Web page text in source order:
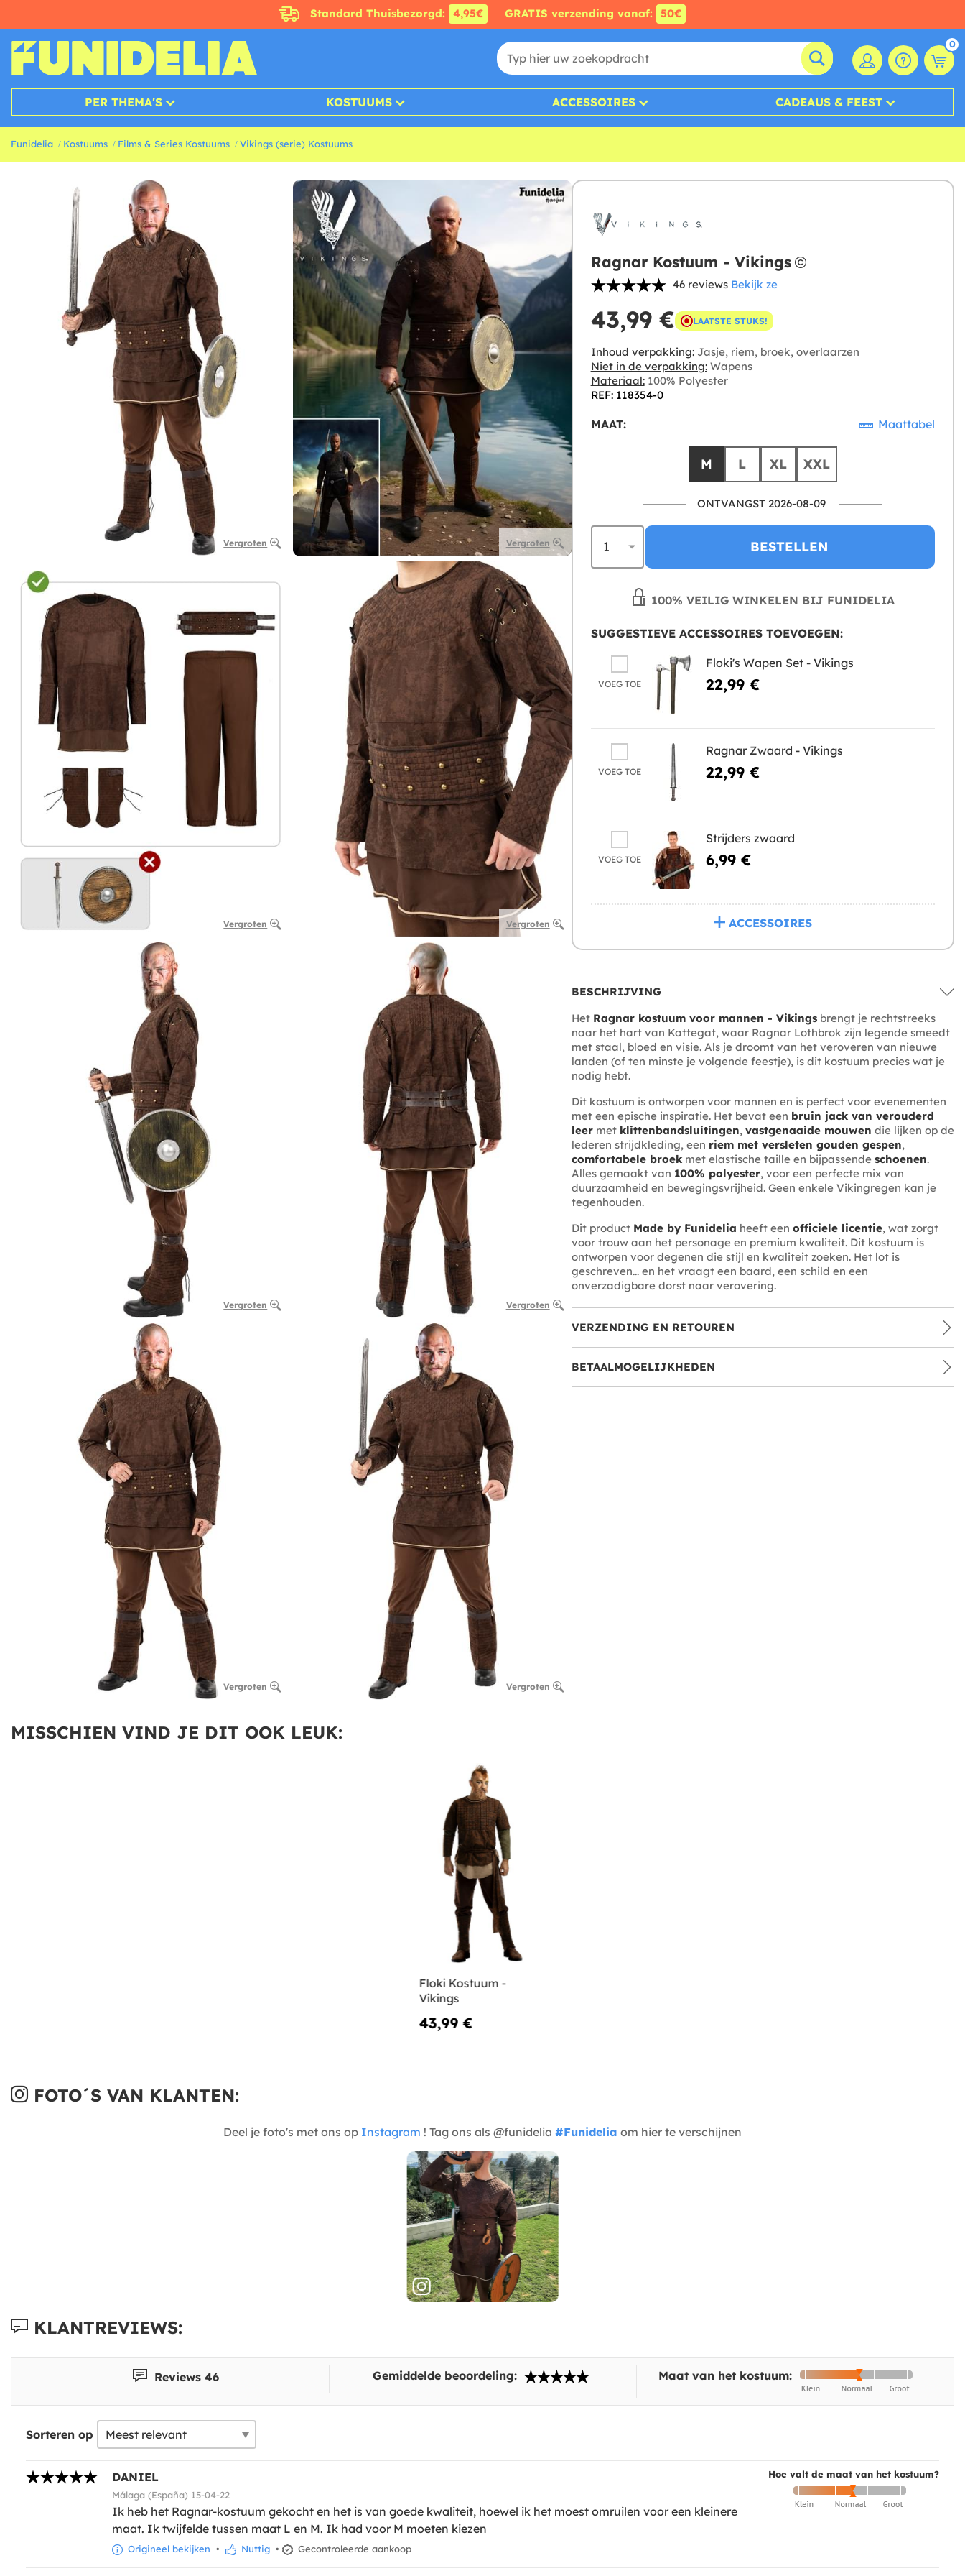
Standard Thuisbezorgd: 4,95€ GRATIS verzending vanaf: 50€
0
PER THEMA'S KOSTUUMS ACCESSOIRES CADEAUS & FEEST
Funidelia Kostuums Films & Series Kostuums Vikings (serie) Kostuums
Vergroten Vergroten
Vergroten Vergroten
Vergroten Vergroten
Vergroten Vergroten
Ragnar Kostuum - Vikings
46 reviews Bekijk ze
43,99 € LAATSTE STUKS!
Inhoud verpakking:Jasje, riem, broek, overlaarzen
Niet in de verpakking:Wapens
Materiaal:100% Polyester
REF: 118354-0
MAAT: Maattabel
M L XL XXL
ONTVANGST 2026-08-09
BESTELLEN
100% VEILIG WINKELEN BIJ FUNIDELIA
SUGGESTIEVE ACCESSOIRES TOEVOEGEN:
VOEG TOE
Floki's Wapen Set - Vikings
22,99 €
VOEG TOE
Ragnar Zwaard - Vikings
22,99 €
VOEG TOE
Strijders zwaard
6,99 €
ACCESSOIRES
BESCHRIJVING
Het Ragnar kostuum voor mannen - Vikingsbrengt je rechtstreeks
naar het hart van Kattegat, waar Ragnar Lothbrok zijn legende smeedt
met staal, bloed en visie. Als je droomt van het veroveren van nieuwe
landen (of ten minste je volgende feestje), is dit kostuum precies wat je
nodig hebt.
Dit kostuum is ontworpen voor mannen en is perfect voor evenementen
met een epische inspiratie. Het bevat een bruin jack van verouderd
leermet klittenbandsluitingen, vastgenaaide mouwen die lijken op de
lederen strijdkleding, een riem met versleten gouden gespen,
comfortabele broekmet elastische taille en bijpassende schoenen.
Alles gemaakt van 100% polyester, voor een perfecte mix van
duurzaamheid en bewegingsvrijheid. Geen enkele Vikingregen kan je
tegenhouden.
Dit product Made by Funidelia heeft een officiele licentie, wat zorgt
voor trouw aan het personage en premium kwaliteit. Dit kostuum is
ontworpen voor degenen die stijl en kwaliteit zoeken. Het lot is
geschreven... en het vraagt een baard, een schild en een
onverzadigbare dorst naar verovering.
VERZENDING EN RETOUREN
BETAALMOGELIJKHEDEN
MISSCHIEN VIND JE DIT OOK LEUK:
Floki Kostuum -
Vikings
43,99 €
FOTO´S VAN KLANTEN:
Deel je foto's met ons op Instagram ! Tag ons als @funidelia #Funidelia om hier te verschijnen
KLANTREVIEWS:
Reviews 46 Gemiddelde beoordeling: Maat van het kostuum:
Sorteren op
Hoe valt de maat van het kostuum?
DANIEL
Málaga (España) 15-04-22
Ik heb het Ragnar-kostuum gekocht en het is van goede kwaliteit, hoewel ik het moest omruilen voor een kleinere
maat. Ik twijfelde tussen maat L en M. Ik had voor M moeten kiezen
Origineel bekijken • Nuttig • Gecontroleerde aankoop